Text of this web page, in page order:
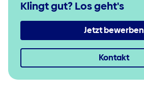
Klingt gut? Los geht's
Jetzt bewerben
Kontakt